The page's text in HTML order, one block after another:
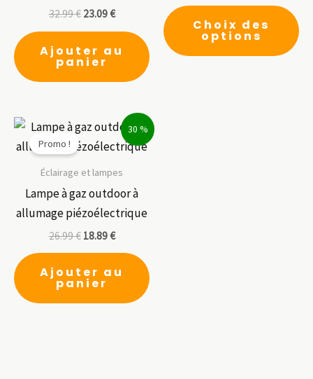
32.99€ 23.09€
Ajouter au
panier
Choix des
options
30 %
Promo !
Éclairage et lampes
Lampe à gaz outdoor à
allumage piézoélectrique
26.99€ 18.89€
Ajouter au
panier